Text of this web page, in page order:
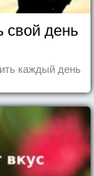
свой день
каждый день